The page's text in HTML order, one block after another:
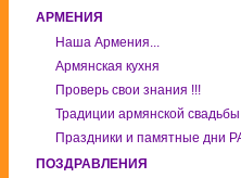
АРМЕНИЯ
Наша Армения...
Армянская кухня
Проверь свои знания !!!
Традиции армянской свадьбы
Праздники и памятные дни
ПОЗДРАВЛЕНИЯ